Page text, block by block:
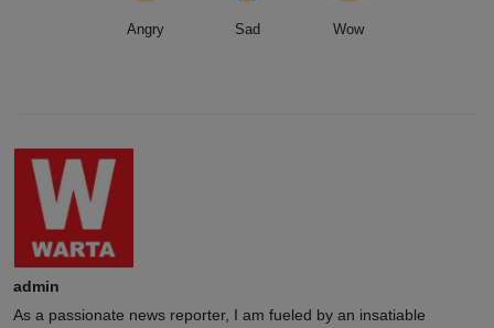
Angry Sad Wow
admin
As a passionate news reporter, I am fueled by an insatiable